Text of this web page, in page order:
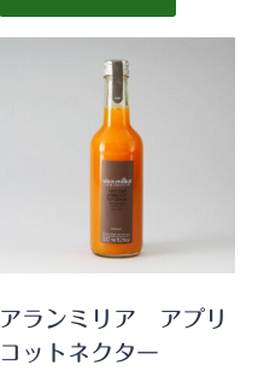
アランミリア アプリ
コットネクター